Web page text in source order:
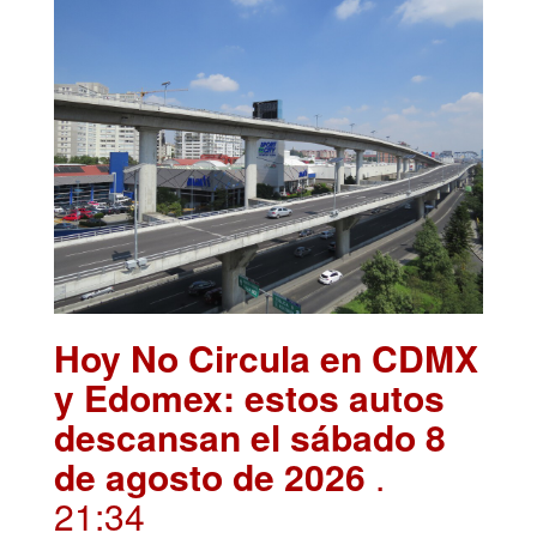
Hoy No Circula en CDMX
y Edomex: estos autos
descansan el sábado 8
de agosto de 2026 .
21:34